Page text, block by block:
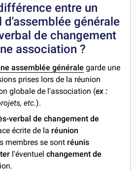
entre un
d'assemblée générale
de changement
association ?
assemblée générale garde une
prises lors de la réunion
globale de l'association (ex :
etc.).
verbal de changement de
écrite de la réunion
membres se sont réunis
l'éventuel changement de